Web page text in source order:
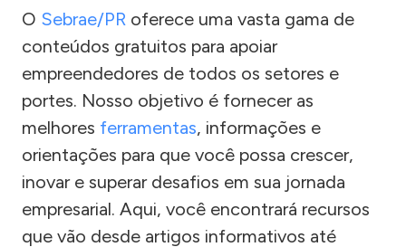
O Sebrae/PR oferece uma vasta gama de
conteúdos gratuitos para apoiar
empreendedores de todos os setores e
portes. Nosso objetivo é fornecer as
melhores ferramentas, informações e
orientações para que você possa crescer,
inovar e superar desafios em sua jornada
empresarial. Aqui, você encontrará recursos
que vão desde artigos informativos até